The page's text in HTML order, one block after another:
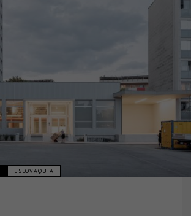
ESLOVAQUIA